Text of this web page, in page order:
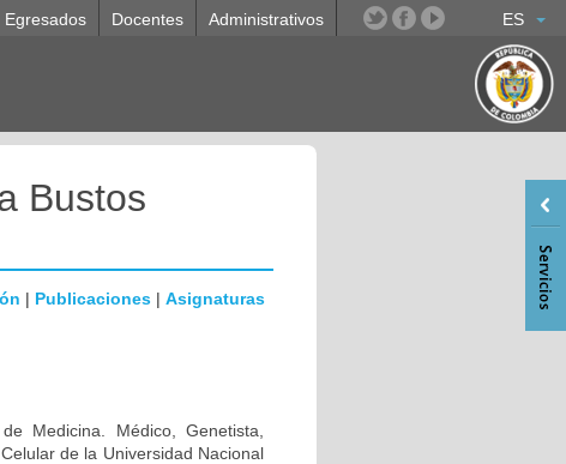
ES
Egresados Docentes Administrativos
Bustos
| Publicaciones | Asignaturas
Medicina. Médico, Genetista,
de la Universidad Nacional